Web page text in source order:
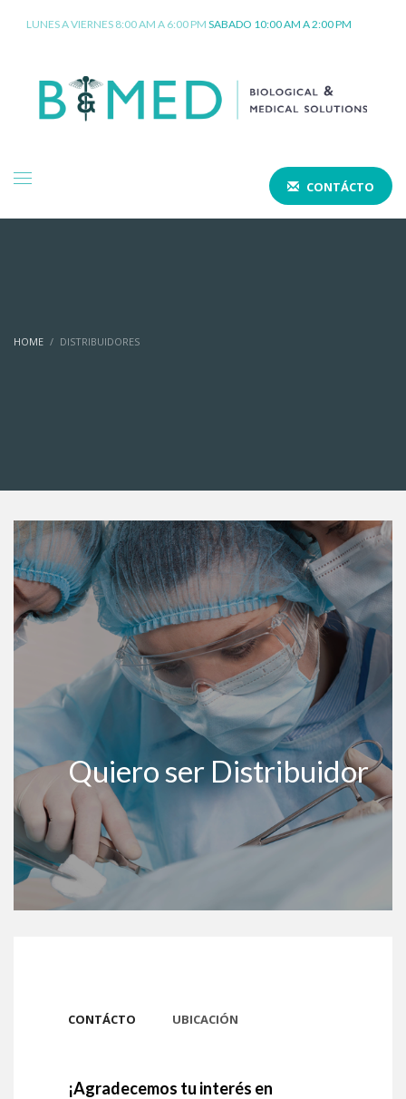
LUNES A VIERNES 8:00 AM A 6:00 PM SABADO 10:00 AM A 2:00 PM
CONTÁCTO
HOME DISTRIBUIDORES
Quiero ser Distribuidor
CONTÁCTO UBICACIÓN
¡Agradecemos tu interés en